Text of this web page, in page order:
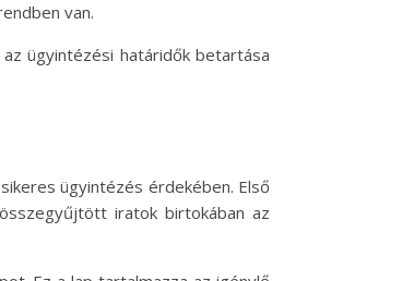
van.
ügyintézési határidők betartása
ügyintézés érdekében. Első
iratok birtokában az